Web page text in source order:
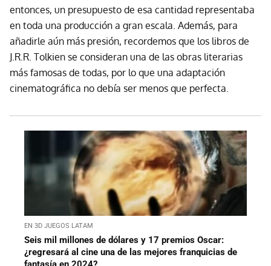
entonces, un presupuesto de esa cantidad representaba
en toda una producción a gran escala. Además, para
añadirle aún más presión, recordemos que los libros de
J.R.R. Tolkien se consideran una de las obras literarias
más famosas de todas, por lo que una adaptación
cinematográfica no debía ser menos que perfecta.
EN 3D JUEGOS LATAM
Seis mil millones de dólares y 17 premios Oscar:
¿regresará al cine una de las mejores franquicias de